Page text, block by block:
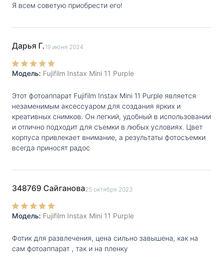
современная технология создания отпечатков.
Благодаря ее особенностям, на печать фотографии
только что созданные снимки не боятся смазывания
Я всем советую приобрести его!
Дарья Г.19 июня 2024
Модель: Fujifilm Instax Mini 11 Purple
Этот фотоаппарат Fujifilm Instax Mini 11 Purple является
незаменимым аксессуаром для создания ярких и
креативных снимков. Он легкий, удобный в использовании
и отлично подходит для съемки в любых условиях. Цвет
корпуса привлекает внимание, а результаты фотосъемки
всегда приносят радос
348769 Сайганова25 октября 2023
Модель: Fujifilm Instax Mini 11 Purple
Фотик для развлечения, цена сильно завышена, как на
сам фотоаппарат , так и на пленку